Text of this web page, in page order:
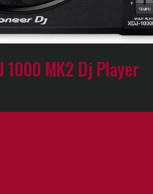
1000 MK2 Dj Player